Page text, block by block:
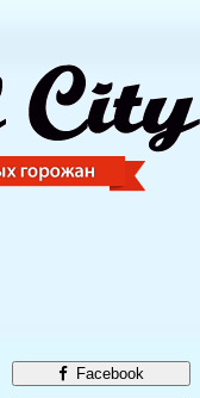
Facebook